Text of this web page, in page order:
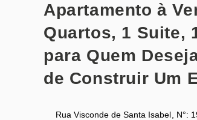
Apartamento à
Quartos, 1 Suite,
para Quem
de Construir Um
Rua Visconde de Santa Isabel N°: